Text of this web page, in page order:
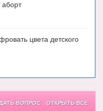
цвета детского
ОТКРЫТЬ ВСЕ
ВОПРОС